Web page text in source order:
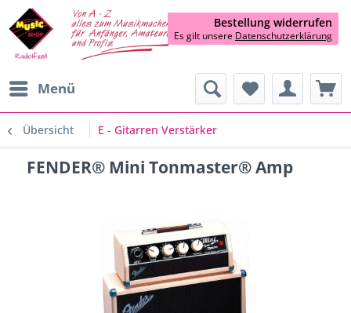
Menü
Übersicht E - Gitarren Verstärker
FENDER® Mini Tonmaster® Amp
Bestellung widerrufen
Es gilt unsere Datenschutzerklärung